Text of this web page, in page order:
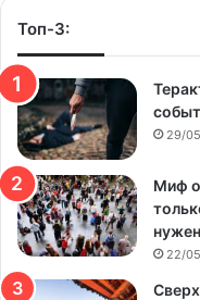
Топ-3:
29/
Миф о
нужен
22/